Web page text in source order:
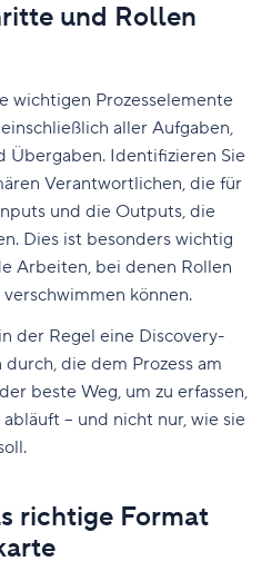
und Rollen
wichtigen Prozesselemente
aller Aufgaben,
Übergaben. Identifizieren Sie
Verantwortlichen, die für
und die Outputs, die
Dies ist besonders wichtig
Arbeiten, bei denen Rollen
können.
der Regel eine Discovery-
die dem Prozess am
beste Weg, um zu erfassen,
– und nicht nur, wie sie
richtige Format